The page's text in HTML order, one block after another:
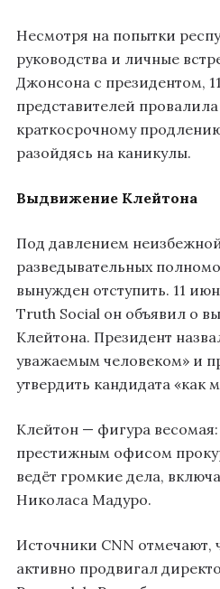
Несмотря на попытки
руководства и личные
Джонсона с президентом,
представителей
краткосрочному
разойдясь на каникулы.
Выдвижение Клейтона
Под давлением
разведывательных
вынужден отступить. 11
Truth Social он объявил о
Клейтона. Президент
уважаемым человеком» и
утвердить кандидата «как
Клейтон — фигура
престижным офисом
ведёт громкие дела,
Николаса Мадуро.
Источники CNN отмечают,
активно продвигал